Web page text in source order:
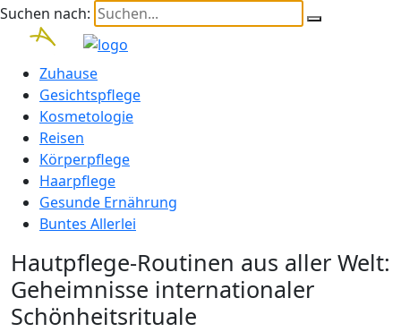
Suchen nach:
Zuhause
Gesichtspflege
Kosmetologie
Reisen
Körperpflege
Haarpflege
Gesunde Ernährung
Buntes Allerlei
Hautpflege-Routinen aus aller Welt:
Geheimnisse internationaler
Schönheitsrituale